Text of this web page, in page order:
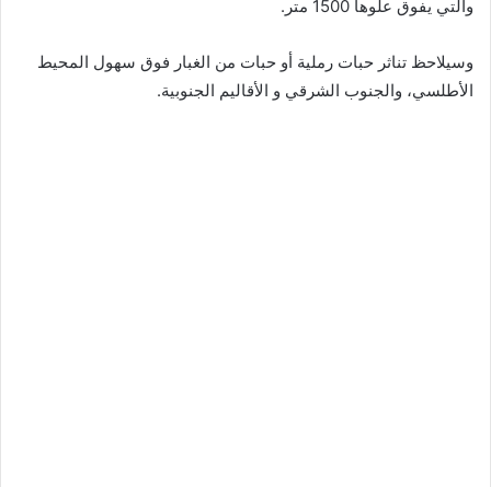
والتي يفوق علوها 1500 متر.
وسيلاحظ تناثر حبات رملية أو حبات من الغبار فوق سهول المحيط
الأطلسي، والجنوب الشرقي و الأقاليم الجنوبية.